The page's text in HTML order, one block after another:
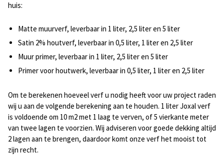
huis:
Matte muurverf, leverbaar in 1 liter, 2,5 liter en 5 liter
Satin 2% houtverf, leverbaar in 0,5 liter, 1 liter en 2,5 liter
Muur primer, leverbaar in 1 liter, 2,5 liter en 5 liter
Primer voor houtwerk, leverbaar in 0,5 liter, 1 liter en 2,5 liter
Om te berekenen hoeveel verf u nodig heeft voor uw project raden
wij u aan de volgende berekening aan te houden. 1 liter Joxal verf
is voldoende om 10 m2 met 1 laag te verven, of 5 vierkante meter
van twee lagen te voorzien. Wij adviseren voor goede dekking altijd
2 lagen aan te brengen, daardoor komt onze verf het mooist tot
zijn recht.